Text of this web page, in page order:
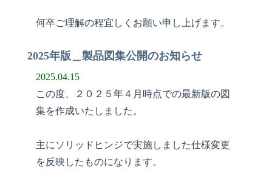
何卒ご理解の程宜しくお願い申し上げます。
2025年版＿製品図集公開のお知らせ
2025.04.15
この度、２０２５年４月時点での最新版の図
集を作成いたしました。
主にソリッドヒンジで実施しました仕様変更
を反映したものになります。